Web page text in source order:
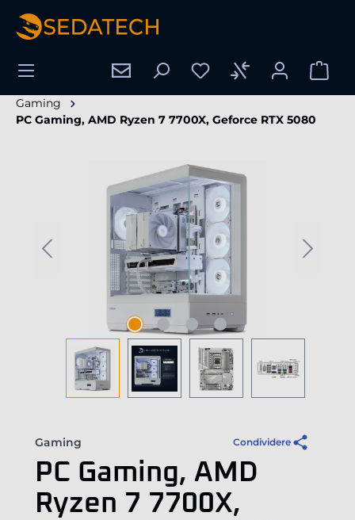
principale
Gaming
PC Gaming, AMD Ryzen 7 7700X, Geforce RTX 5080
Salta la galleria di immagini
Gaming Condividere
PC Gaming, AMD
Ryzen 7 7700X,